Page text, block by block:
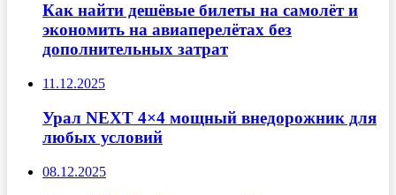
Как найти дешёвые билеты на самолёт и
экономить на авиаперелётах без
дополнительных затрат
11.12.2025
Урал NEXT 4×4 мощный внедорожник для
любых условий
08.12.2025